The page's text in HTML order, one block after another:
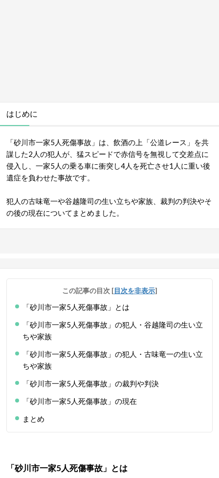
はじめに
「砂川市一家5人死傷事故」は、飲酒の上「公道レース」を共
謀した2人の犯人が、猛スピードで赤信号を無視して交差点に
侵入し、一家5人の乗る車に衝突し4人を死亡させ1人に重い後
遺症を負わせた事故です。
犯人の古味竜一や谷越隆司の生い立ちや家族、裁判の判決やそ
の後の現在についてまとめました。
この記事の目次 [目次を非表示]
「砂川市一家5人死傷事故」とは
「砂川市一家5人死傷事故」の犯人・谷越隆司の生い立
ちや家族
「砂川市一家5人死傷事故」の犯人・古味竜一の生い立
ちや家族
「砂川市一家5人死傷事故」の裁判や判決
「砂川市一家5人死傷事故」の現在
まとめ
「砂川市一家5人死傷事故」とは